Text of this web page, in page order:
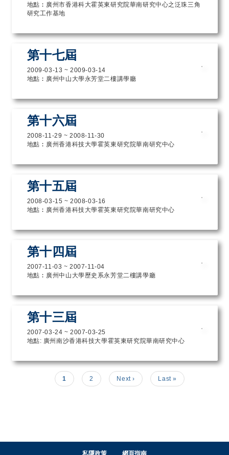
地點︰廣州市香港科大霍英東研究院華南研究中心之泛珠三角
研究工作基地
第十七屆
2009-03-13 ~2009-03-14
地點︰廣州中山大學永芳堂二樓講學廳
第十六屆
2008-11-29 ~2008-11-30
地點︰廣州香港科技大學霍英東研究院華南研究中心
第十五屆
2008-03-15 ~2008-03-16
地點︰廣州香港科技大學霍英東研究院華南研究中心
第十四屆
2007-11-03 ~2007-11-04
地點︰廣州中山大學歷史系永芳堂二樓講學廳
第十三屆
2007-03-24 ~2007-03-25
地點: 廣州南沙香港科技大學霍英東研究院華南研究中心
Pagination 目前頁面
1 頁面
2 下一頁
Next › Last page
Last »
私隱政策 網頁指南